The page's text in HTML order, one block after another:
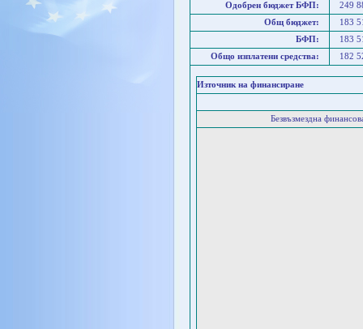
Одобрен бюджет БФП:
249
Общ бюджет:
183
БФП:
183
Общо изплатени средства:
182
Източник на финансиране
Безвъзмездна